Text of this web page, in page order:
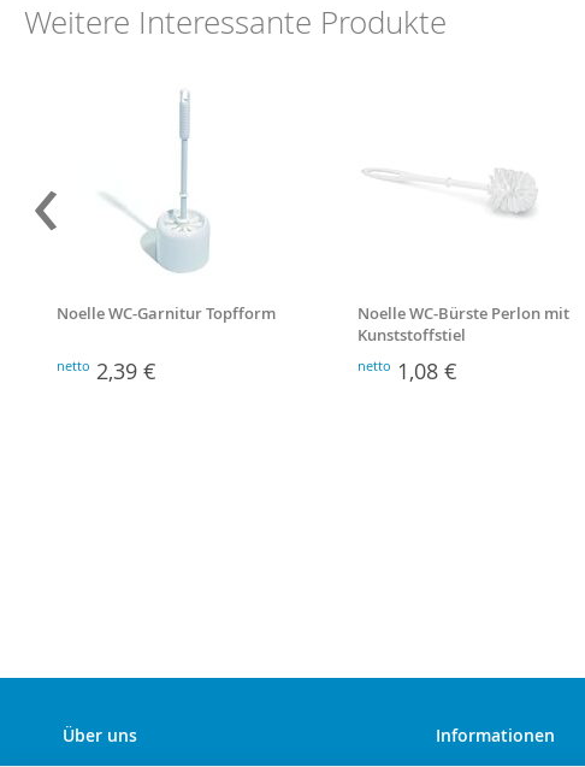
Weitere Interessante Produkte
Noelle WC-Garnitur Topfform
netto 2,39 €
Noelle WC-Bürste Perlon mit
Kunststoffstiel
netto 1,08 €
‹
Über uns Informationen